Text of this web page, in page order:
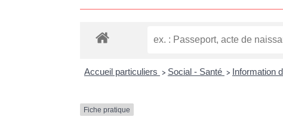
Accueil particuliers > Social - Santé > Information
Fiche pratique